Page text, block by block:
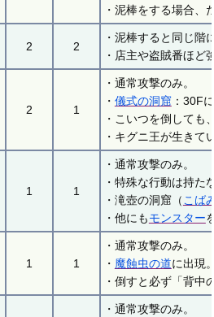
・泥棒をする場合
2 2
・泥棒すると同じ階
・店主や盗賊番ほど
2 1
・通常攻撃のみ。
・ 儀式の洞窟：30F
・こいつを倒しても
・キグニ王が生き
1 1
・通常攻撃のみ。
・特殊な行動は持た
・滝壺の洞窟（こば
・他にもモンスター
1 1
・通常攻撃のみ。
・ 魔蝕虫の道に出現
・倒すと必ず「背
・通常攻撃のみ。